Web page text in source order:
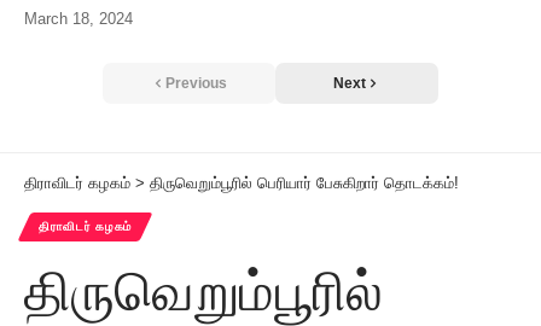
March 18, 2024
Previous Next
திராவிடர் கழகம் > திருவெறும்பூரில் பெரியார் பேசுகிறார் தொடக்கம்!
திராவிடர் கழகம்
திருவெறும்பூரில்